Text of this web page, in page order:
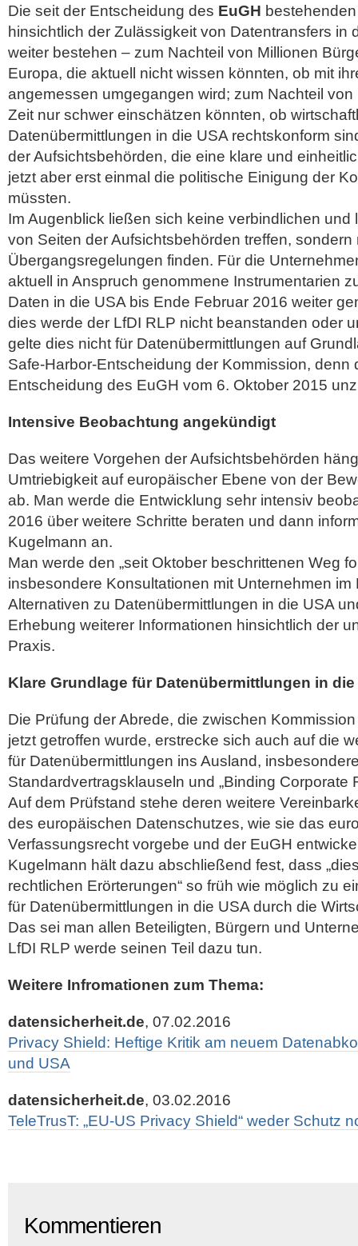
Die seit der Entscheidung des EuGH
hinsichtlich der Zulässigkeit von Datentransfers in
weiter bestehen – zum Nachteil von Millionen
Europa, die aktuell nicht wissen könnten, ob mit
angemessen umgegangen wird; zum Nachteil
Zeit nur schwer einschätzen könnten, ob
Datenübermittlungen in die USA rechtskonform
der Aufsichtsbehörden, die eine klare und
jetzt aber erst einmal die politische Einigung der
müssten.
Im Augenblick ließen sich keine verbindlichen und
von Seiten der Aufsichtsbehörden treffen, sondern
Übergangsregelungen finden. Für die
aktuell in Anspruch genommene Instrumentarien
Daten in die USA bis Ende Februar 2016 weiter
dies werde der LfDI RLP nicht beanstanden oder
gelte dies nicht für Datenübermittlungen auf
Safe-Harbor-Entscheidung der Kommission, denn
Entscheidung des EuGH vom 6. Oktober 2015
Intensive Beobachtung angekündigt
Das weitere Vorgehen der Aufsichtsbehörden
Umtriebigkeit auf europäischer Ebene von der
ab. Man werde die Entwicklung sehr intensiv
2016 über weitere Schritte beraten und dann
Kugelmann an.
Man werde den „seit Oktober beschrittenen Weg
insbesondere Konsultationen mit Unternehmen im
Alternativen zu Datenübermittlungen in die USA
Erhebung weiterer Informationen hinsichtlich der
Praxis.
Klare Grundlage für Datenübermittlungen in
Die Prüfung der Abrede, die zwischen
jetzt getroffen wurde, erstrecke sich auch auf die
für Datenübermittlungen ins Ausland,
Standardvertragsklauseln und „Binding Corporate
Auf dem Prüfstand stehe deren weitere
des europäischen Datenschutzes, wie sie das
Verfassungsrecht vorgebe und der EuGH
Kugelmann hält dazu abschließend fest, dass
rechtlichen Erörterungen“ so früh wie möglich zu
für Datenübermittlungen in die USA durch die
Das sei man allen Beteiligten, Bürgern und
LfDI RLP werde seinen Teil dazu tun.
Weitere Infromationen zum Thema:
datensicherheit.de, 07.02.2016
Privacy Shield: Heftige Kritik am neuem
und USA
datensicherheit.de, 03.02.2016
TeleTrusT: „EU-US Privacy Shield“ weder Schutz
Kommentieren